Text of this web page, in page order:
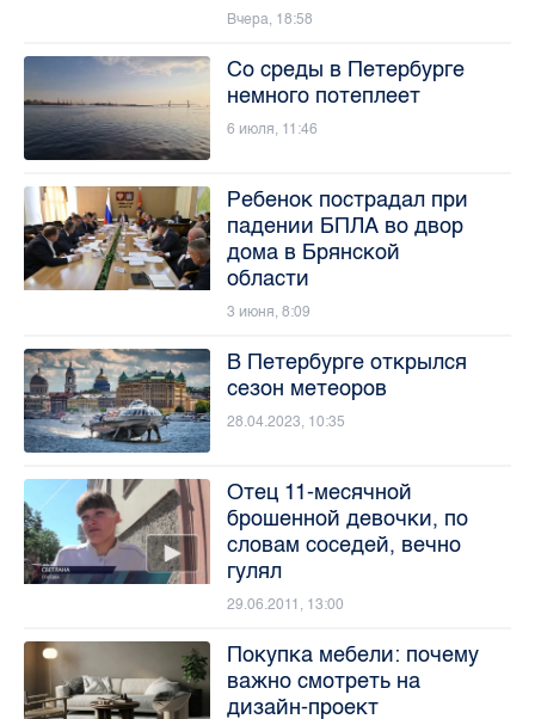
Вчера, 18:58
Со среды в Петербурге
немного потеплеет
6 июля, 11:46
Ребенок пострадал при
падении БПЛА во двор
дома в Брянской
области
3 июня, 8:09
В Петербурге открылся
сезон метеоров
28.04.2023, 10:35
Отец 11-месячной
брошенной девочки, по
словам соседей, вечно
гулял
29.06.2011, 13:00
Покупка мебели: почему
важно смотреть на
дизайн-проект